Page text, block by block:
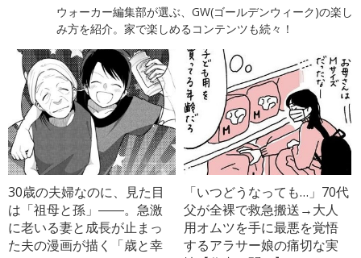
ウォーカー編集部が選ぶ、GW(ゴールデンウィーク)の楽し
み方を紹介。家で楽しめるコンテンツも続々！
30歳の夫婦なのに、見た目
は「祖母と孫」――。急激
に老いる妻と成長が止まっ
た夫の漫画が描く「歳と幸
「いつどうなっても…」70代
父が全裸で救急搬送→大人
用オムツを手に最悪を覚悟
するアラサー娘の痛切な実